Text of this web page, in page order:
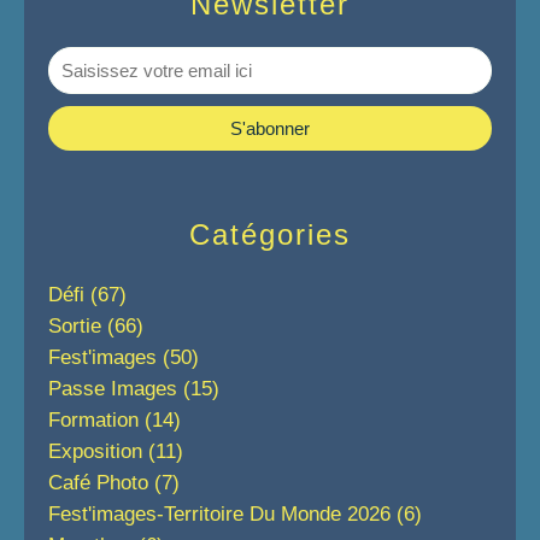
Catégories
Défi (67)
Sortie (66)
Fest'images (50)
Passe Images (15)
Formation (14)
Exposition (11)
Café Photo (7)
Fest'images-Territoire Du Monde 2026 (6)